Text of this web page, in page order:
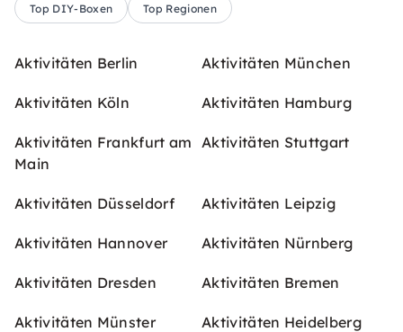
Top DIY-Boxen Top Regionen
Aktivitäten Berlin Aktivitäten München
Aktivitäten Köln Aktivitäten Hamburg
Aktivitäten Frankfurt am
Main
Aktivitäten Stuttgart
Aktivitäten Düsseldorf Aktivitäten Leipzig
Aktivitäten Hannover Aktivitäten Nürnberg
Aktivitäten Dresden Aktivitäten Bremen
Aktivitäten Münster Aktivitäten Heidelberg